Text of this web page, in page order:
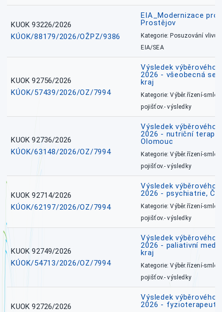
KUOK 93226/2026
KÚOK/88179/2026/OŽPZ/9386
EIA_Modernizace
Prostějov
Kategorie: Posuzování vlivů
EIA/SEA
KUOK 92756/2026
KÚOK/57439/2026/OZ/7994
Výsledek výběrového
2026 - všeobecná
kraj
Kategorie: Výběr.řízení-
pojišťov.- výsledky
KUOK 92736/2026
KÚOK/63148/2026/OZ/7994
Výsledek výběrového
2026 - nutriční
Olomouc
Kategorie: Výběr.řízení-
pojišťov.- výsledky
KUOK 92714/2026
KÚOK/62197/2026/OZ/7994
Výsledek výběrového
2026 - psychiatrie,
Kategorie: Výběr.řízení-
pojišťov.- výsledky
KUOK 92749/2026
KÚOK/54713/2026/OZ/7994
Výsledek výběrového
2026 - paliativní
kraj
Kategorie: Výběr.řízení-
pojišťov.- výsledky
KUOK 92726/2026
Výsledek výběrového
2026 - fyzioterapeut,